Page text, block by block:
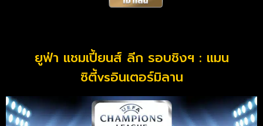
ยูฟ่า แชมเปี้ยนส์ ลีก รอบชิงฯ : แมน
ซิตี้vsอินเตอร์มิลาน